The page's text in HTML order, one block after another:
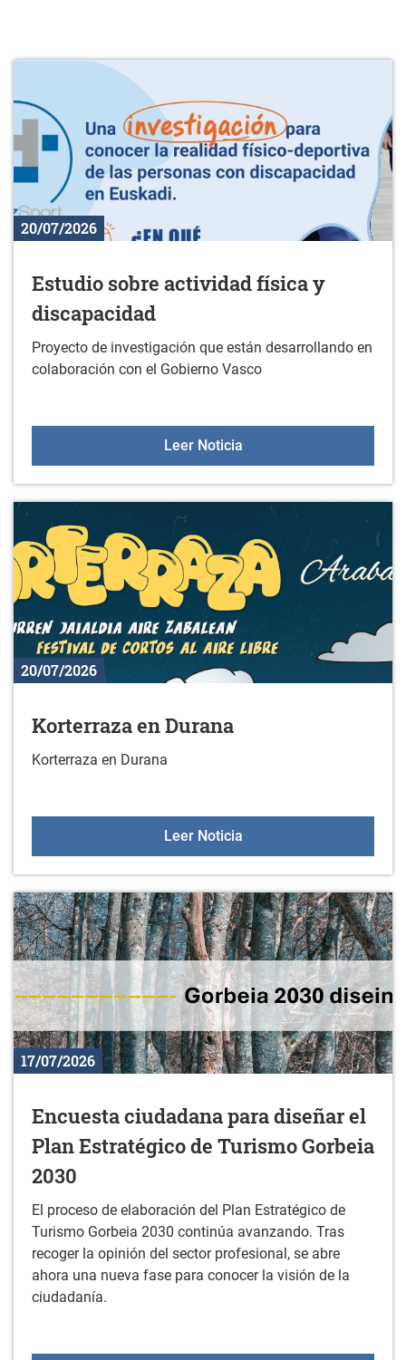
20/07/2026
Estudio sobre actividad física y
discapacidad
Proyecto de investigación que están desarrollando en
colaboración con el Gobierno Vasco
Leer NoticiaEstudio sobre actividad
20/07/2026
Korterraza en Durana
Korterraza en Durana
Leer NoticiaKorterraza en Durana
17/07/2026
Encuesta ciudadana para diseñar el
Plan Estratégico de Turismo Gorbeia
2030
El proceso de elaboración del Plan Estratégico de
Turismo Gorbeia 2030 continúa avanzando. Tras
recoger la opinión del sector profesional, se abre
ahora una nueva fase para conocer la visión de la
ciudadanía.